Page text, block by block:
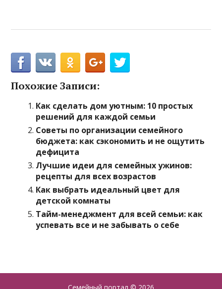
Похожие Записи:
Как сделать дом уютным: 10 простых
решений для каждой семьи
Советы по организации семейного
бюджета: как сэкономить и не ощутить
дефицита
Лучшие идеи для семейных ужинов:
рецепты для всех возрастов
Как выбрать идеальный цвет для
детской комнаты
Тайм-менеджмент для всей семьи: как
успевать все и не забывать о себе